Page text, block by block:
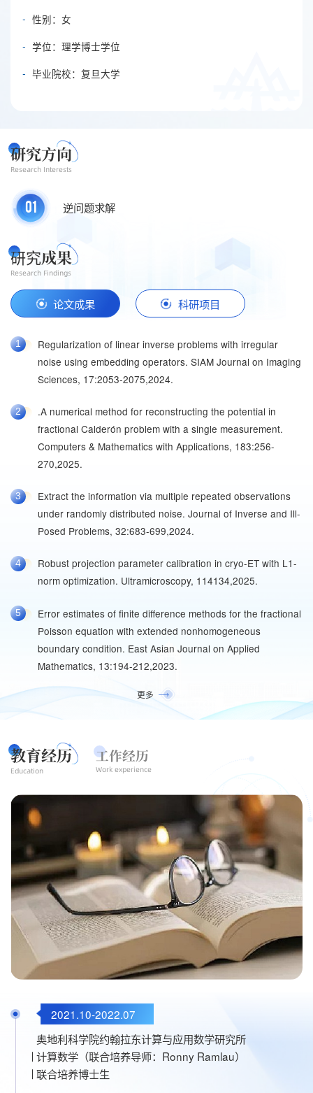
- 性别：女
- 学位：理学博士学位
- 毕业院校：复旦大学
研究方向
Research Interests
01 逆问题求解
研究成果
Research Findings
论文成果 科研项目
1
Regularization of linear inverse problems with irregular
noise using embedding operators. SIAM Journal on Imaging
Sciences, 17:2053-2075,2024.
2
.A numerical method for reconstructing the potential in
fractional Calderón problem with a single measurement.
Computers & Mathematics with Applications, 183:256-
270,2025.
3
Extract the information via multiple repeated observations
under randomly distributed noise. Journal of Inverse and Ill-
Posed Problems, 32:683-699,2024.
4
Robust projection parameter calibration in cryo-ET with L1-
norm optimization. Ultramicroscopy, 114134,2025.
5
Error estimates of finite difference methods for the fractional
Poisson equation with extended nonhomogeneous
boundary condition. East Asian Journal on Applied
Mathematics, 13:194-212,2023.
更多
1
（包干项目）两类非局部反问题的理论分析及其正则化数值方
法,2025-08-27,2028-12-31
与数值算法,2025-01-01,2027-12-31
教育经历
Education
工作经历
Work experience
2021.10-2022.07
奥地利科学院约翰拉东计算与应用数学研究所
计算数学（联合培养导师：Ronny Ramlau）
联合培养博士生
2023.12-至今
数学与交叉科学研究中心
山东大学